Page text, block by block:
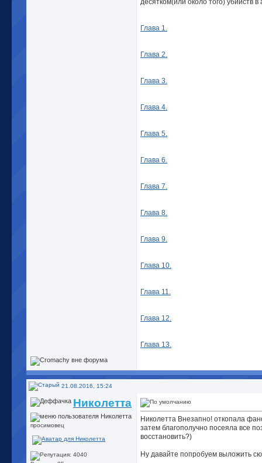
десятком(или около того) убийств
Глава 1.
Глава 2.
Глава 3.
Глава 4.
Глава 5.
Глава 6.
Глава 7.
Глава 8.
Глава 9.
Глава 10.
Глава 11.
Глава 12.
Глава 13.
21.08.2016, 15:24
Николетта
просимовец
Николетта Внезапно! откопала
затем благополучно посеяла все
восстановить?)
Ну давайте попробуем выложить